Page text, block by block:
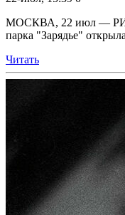
МОСКВА, 22 июл —
парка "Зарядье"
Читать